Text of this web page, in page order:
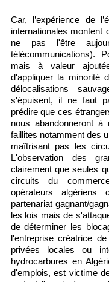
Car, l’expérience de
internationales
ne pas l'être
télécommunications).
mais à valeur
d'appliquer la minorité
délocalisations
s'épuisent, il ne faut
prédire que ces
nous abandonneront
faillites notamment des
maîtrisant pas les
L'observation des
clairement que seules
circuits du
opérateurs
partenariat gagnant/
les lois mais de
de déterminer les
l'entreprise créatrice
privées locales ou
hydrocarbures en
d'emplois, est victime